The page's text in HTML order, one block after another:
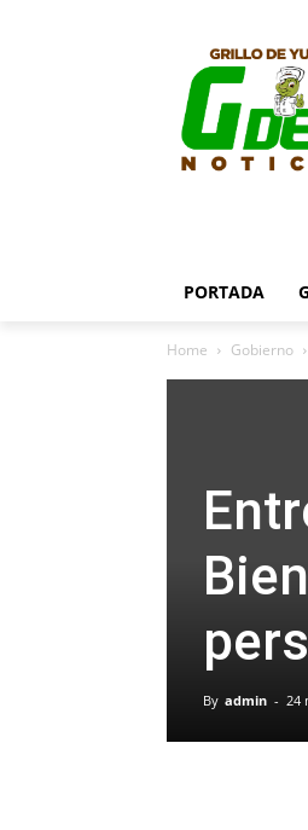
PORTADA
Home Gobierno
By admin - 24